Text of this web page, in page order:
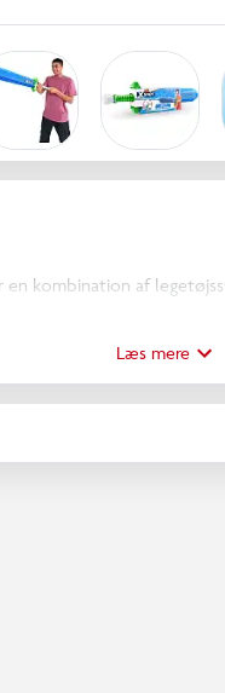
en kombination af
i vand og trække
Vandstrålen kan nå op
Læs mere